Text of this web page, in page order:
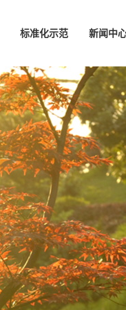
标准化示范 新闻中